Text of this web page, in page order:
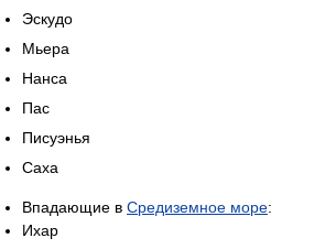
Эскудо
Мьера
Нанса
Пас
Писуэнья
Саха
Впадающие в Средиземное море:
Ихар